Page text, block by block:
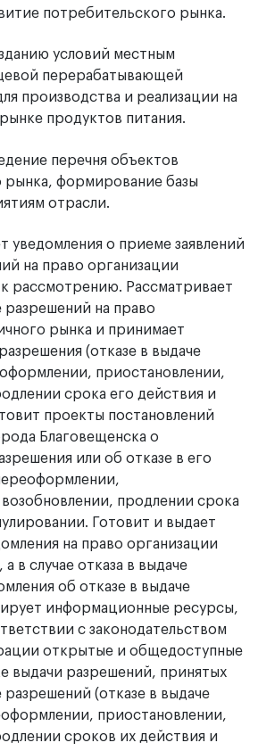
потребительского рынка.
условий местным
перерабатывающей
производства и реализации на
продуктов питания.
перечня объектов
рынка, формирование базы
отрасли.
уведомления о приеме заявлений
на право организации
рассмотрению. Рассматривает
разрешений на право
рынка и принимает
(отказе в выдаче
приостановлении,
срока его действия и
проекты постановлений
Благовещенска о
или об отказе в его
продлении срока
Готовит и выдает
на право организации
в случае отказа в выдаче
об отказе в выдаче
информационные ресурсы,
с законодательством
открытые и общедоступные
выдачи разрешений, принятых
(отказе в выдаче
приостановлении,
сроков их действия и